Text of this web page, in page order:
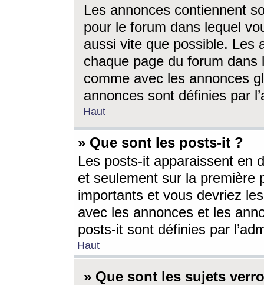
Les annonces contiennent
pour le forum dans lequel
aussi vite que possible. Les
chaque page du forum dans
comme avec les annonces
annonces sont définies par
Haut
» Que sont les posts-it ?
Les posts-it apparaissent en
et seulement sur la première
importants et vous devriez
avec les annonces et les
posts-it sont définies par
Haut
» Que sont les sujets